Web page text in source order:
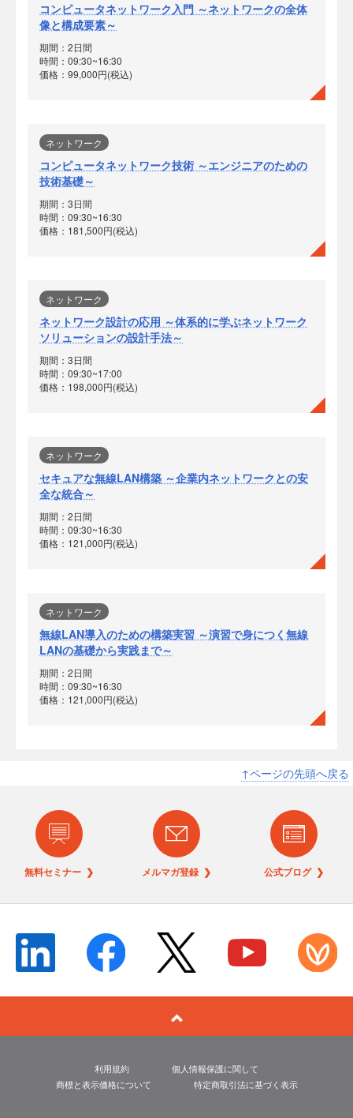
コンピュータネットワーク入門 ～ネットワークの全体
像と構成要素～
期間：2日間
時間：09:30~16:30
価格：99,000円(税込)
ネットワーク
コンピュータネットワーク技術 ～エンジニアのための
技術基礎～
期間：3日間
時間：09:30~16:30
価格：181,500円(税込)
ネットワーク
ネットワーク設計の応用 ～体系的に学ぶネットワーク
ソリューションの設計手法～
期間：3日間
時間：09:30~17:00
価格：198,000円(税込)
ネットワーク
セキュアな無線LAN構築 ～企業内ネットワークとの安
全な統合～
期間：2日間
時間：09:30~16:30
価格：121,000円(税込)
ネットワーク
無線LAN導入のための構築実習 ～演習で身につく無線
LANの基礎から実践まで～
期間：2日間
時間：09:30~16:30
価格：121,000円(税込)
↑ページの先頭へ戻る
無料セミナー ❯ メルマガ登録 ❯ 公式ブログ ❯
利用規約
個人情報保護に関して
商標と表示価格について
特定商取引法に基づく表示